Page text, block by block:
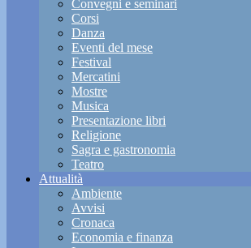
Convegni e seminari
Corsi
Danza
Eventi del mese
Festival
Mercatini
Mostre
Musica
Presentazione libri
Religione
Sagra e gastronomia
Teatro
Attualità
Ambiente
Avvisi
Cronaca
Economia e finanza